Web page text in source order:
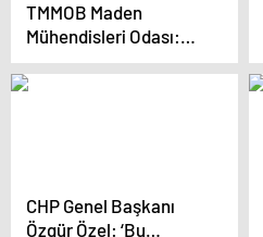
TMMOB Maden
Mühendisleri Odası:
“İliç Çöpler Altın
Madeni Kapatılmalı,
CHP Genel Başkanı
Özgür Özel: ‘Bu